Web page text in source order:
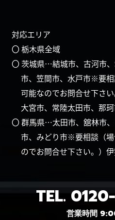
対応エリア
〇 栃木県全域
〇 茨城県…結城市、古河市
市、笠間市、水戸市※要
可能なのでお問合せ下さ
大宮市、常陸太田市、那
〇 群馬県…太田市、舘林市
市、みどり市※要相談（
のでお問合せ下さい。）
TEL.
営業時間